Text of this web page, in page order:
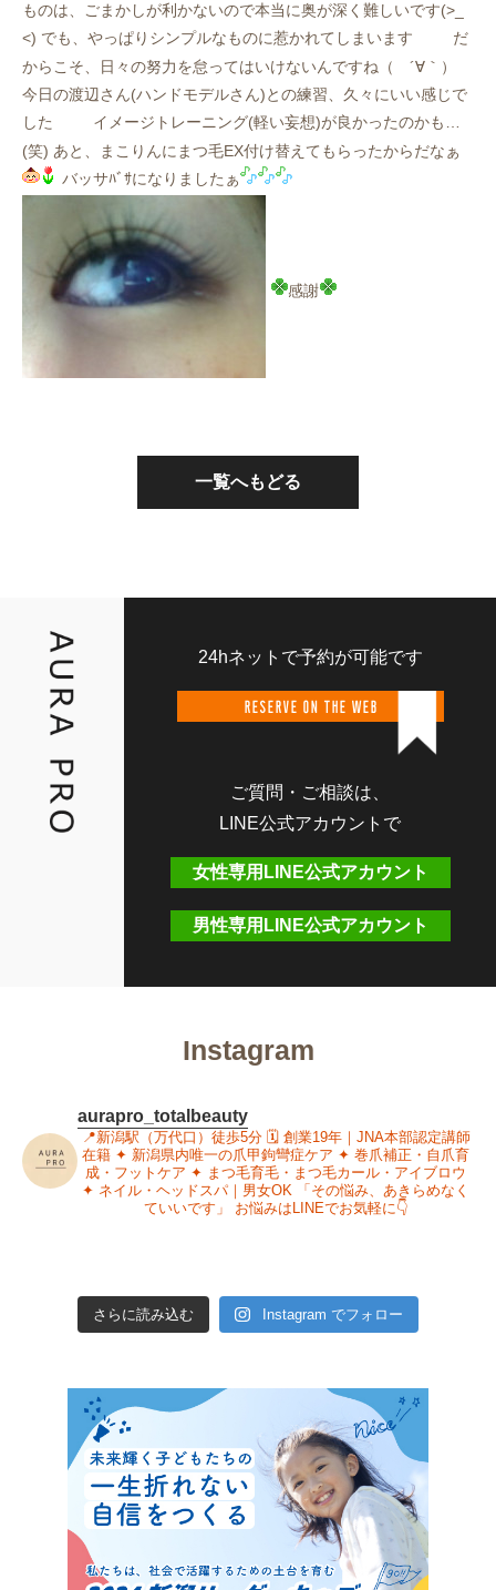
ものは、ごまかしが利かないので本当に奥が深く難しいです(>_
<) でも、やっぱりシンプルなものに惹かれてしまいます
だ
からこそ、日々の努力を怠ってはいけないんですね（ ´∀｀）
今日の渡辺さん(ハンドモデルさん)との練習、久々にいい感じで
した
イメージトレーニング(軽い妄想)が良かったのかも…
(笑) あと、まこりんにまつ毛EX付け替えてもらったからだなぁ
バッサﾊﾞｻになりましたぁ
感謝
一覧へもどる
24hネットで予約が可能です
RESERVE ON THE WEB
ご質問・ご相談は、
LINE公式アカウントで
女性専用LINE公式アカウント
男性専用LINE公式アカウント
Instagram
aurapro_totalbeauty
📍新潟駅（万代口）徒歩5分🗓 創業19年｜JNA本部認定講師
在籍 ✦ 新潟県内唯一の爪甲鉤彎症ケア ✦ 巻爪補正・自爪育
成・フットケア ✦ まつ毛育毛・まつ毛カール・アイブロウ
✦ ネイル・ヘッドスパ｜男女OK 「その悩み、あきらめなく
ていいです」
お悩みはLINEでお気軽に👇
さらに読み込む Instagram でフォロー